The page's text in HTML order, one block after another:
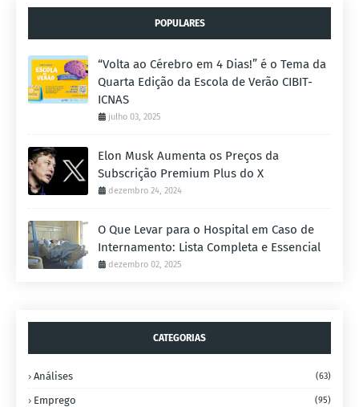
POPULARES
“Volta ao Cérebro em 4 Dias!” é o Tema da
Quarta Edição da Escola de Verão CIBIT-
ICNAS
julho 03, 2025
Elon Musk Aumenta os Preços da
Subscrição Premium Plus do X
dezembro 24, 2024
O Que Levar para o Hospital em Caso de
Internamento: Lista Completa e Essencial
dezembro 02, 2025
CATEGORIAS
Análises (63)
Emprego (95)